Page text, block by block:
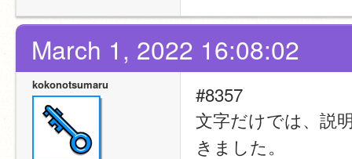
March 1, 2022 16:08:02
kokonotsumaru
#8357
文字だけでは、説
きました。